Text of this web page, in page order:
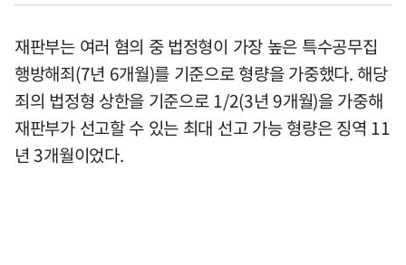
재판부는 여러 혐의 중 법정형이 가장 높은 특수공무집
행방해죄(7년 6개월)를 기준으로 형량을 가중했다. 해당
죄의 법정형 상한을 기준으로 1/2(3년 9개월)을 가중해
재판부가 선고할 수 있는 최대 선고 가능 형량은 징역 11
년 3개월이었다.